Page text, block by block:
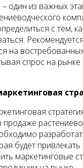
– один из важных
с тем,
Рекомендуется
на
спрос на
будет
маркетинговые